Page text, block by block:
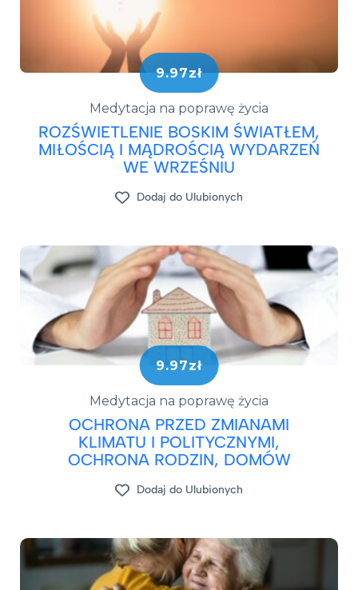
9.97zł
Medytacja na poprawę życia
ROZŚWIETLENIE BOSKIM ŚWIATŁEM,
MIŁOŚCIĄ I MĄDROŚCIĄ WYDARZEŃ
WE WRZEŚNIU
Dodaj do Ulubionych
9.97zł
Medytacja na poprawę życia
OCHRONA PRZED ZMIANAMI
KLIMATU I POLITYCZNYMI,
OCHRONA RODZIN, DOMÓW
Dodaj do Ulubionych